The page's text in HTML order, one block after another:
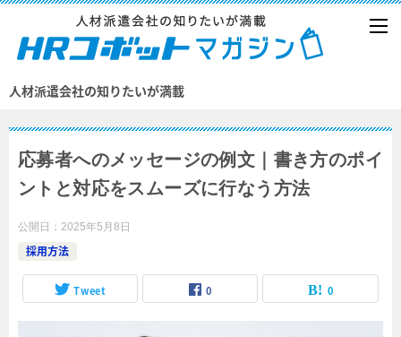
人材派遣会社の知りたいが満載
応募者へのメッセージの例文｜書き方のポイ
ントと対応をスムーズに行なう方法
公開日： 2025年5月8日
採用方法
Tweet 0 0